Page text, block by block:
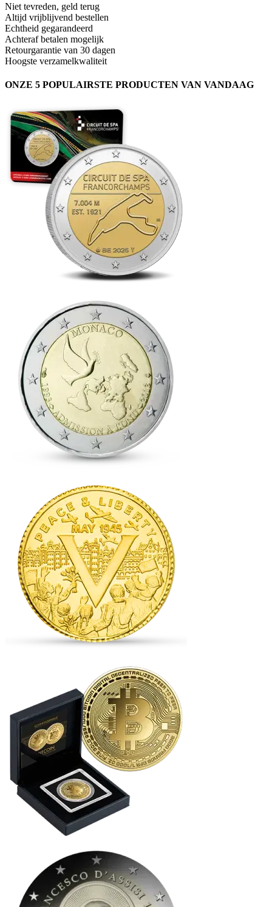
Niet tevreden, geld terug
Altijd vrijblijvend bestellen
Echtheid gegarandeerd
Achteraf betalen mogelijk
Retourgarantie van 30 dagen
Hoogste verzamelkwaliteit
ONZE 5 POPULAIRSTE PRODUCTEN VAN VANDAAG